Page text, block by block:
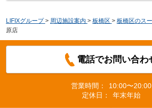
LIFIXグループ > 周辺施設案内 > 板橋区 > 板橋区のス
原店
電話でお問い合わ
営業時間：
10:00〜20:00
定休日：
年末年始